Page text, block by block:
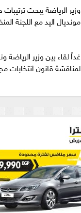
وزير الرياضة يبحث
مونديال اليد مع اللجنة
غداً لقاء بين وزير
لمناقشة قانون انتخابات